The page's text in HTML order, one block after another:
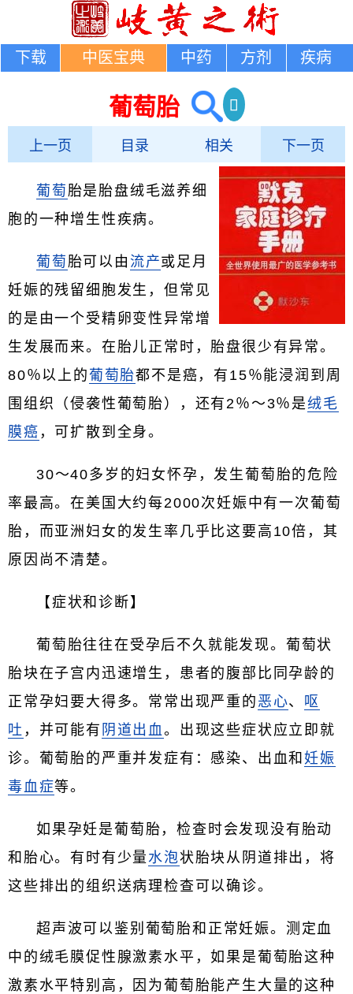
下载 中医宝典 中药 方剂 疾病
葡萄胎
上一页 目录 相关 下一页
葡萄 胎是胎盘绒毛滋养细
胞的一种增生性疾病。
葡萄 胎可以由 流产或足月
妊娠的残留细胞发生，但常见
的是由一个受精卵变性异常增
生发展而来。在胎儿正常时，胎盘很少有异常。
80％以上的葡萄胎都不是癌，有15％能浸润到周
围组织（侵袭性葡萄胎），还有2％～3％是绒毛
膜癌 ，可扩散到全身。
30～40多岁的妇女怀孕，发生葡萄胎的危险
率最高。在美国大约每2000次妊娠中有一次葡萄
胎，而亚洲妇女的发生率几乎比这要高10倍，其
原因尚不清楚。
【症状和诊断】
葡萄胎往往在受孕后不久就能发现。葡萄状
胎块在子宫内迅速增生，患者的腹部比同孕龄的
正常孕妇要大得多。常常出现严重的 恶心、 呕
吐 ，并可能有 阴道出血。出现这些症状应立即就
诊。葡萄胎的严重并发症有：感染、出血和妊娠
毒血症等。
如果孕妊是葡萄胎，检查时会发现没有胎动
和胎心。有时有少量 水泡状胎块从阴道排出，将
这些排出的组织送病理检查可以确诊。
超声波可以鉴别葡萄胎和正常妊娠。测定血
中的绒毛膜促性腺激素水平，如果是葡萄胎这种
激素水平特别高，因为葡萄胎能产生大量的这种